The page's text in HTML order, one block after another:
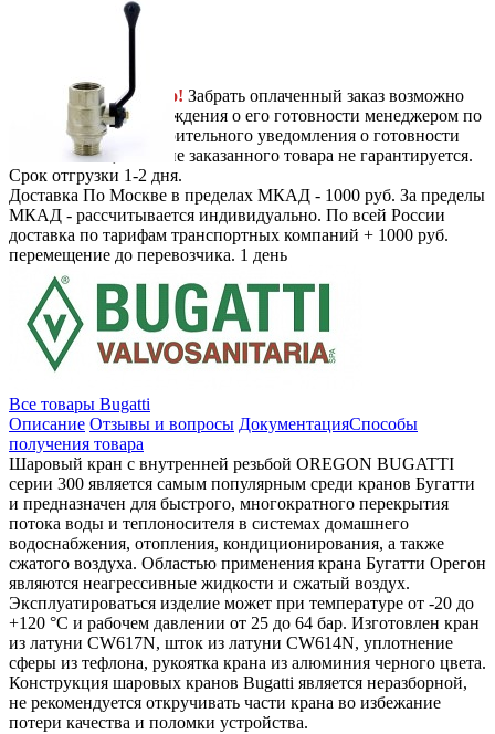
СамовывозБесплатно! Забрать оплаченный заказ возможно
только после подтверждения о его готовности менеджером по
телефону. Без предварительного уведомления о готовности
вашего заказа, наличие заказанного товара не гарантируется.
Срок отгрузки 1-2 дня.
Доставка По Москве в пределах МКАД - 1000 руб. За пределы
МКАД - рассчитывается индивидуально. По всей России
доставка по тарифам транспортных компаний + 1000 руб.
перемещение до перевозчика. 1 день
Все товары Bugatti
Описание Отзывы и вопросы ДокументацияСпособы
получения товара
Шаровый кран с внутренней резьбой OREGON BUGATTI
серии 300 является самым популярным среди кранов Бугатти
и предназначен для быстрого, многократного перекрытия
потока воды и теплоносителя в системах домашнего
водоснабжения, отопления, кондиционирования, а также
сжатого воздуха. Областью применения крана Бугатти Орегон
являются неагрессивные жидкости и сжатый воздух.
Эксплуатироваться изделие может при температуре от -20 до
+120 °C и рабочем давлении от 25 до 64 бар. Изготовлен кран
из латуни CW617N, шток из латуни CW614N, уплотнение
сферы из тефлона, рукоятка крана из алюминия черного цвета.
Конструкция шаровых кранов Bugatti является неразборной,
не рекомендуется откручивать части крана во избежание
потери качества и поломки устройства.